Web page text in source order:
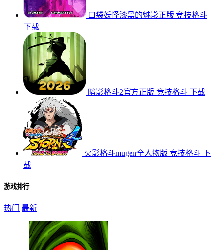
口袋妖怪漆黑的魅影正版 竞技格斗
下载
暗影格斗2官方正版 竞技格斗 下载
火影格斗mugen全人物版 竞技格斗 下
载
游戏排行
热门 最新